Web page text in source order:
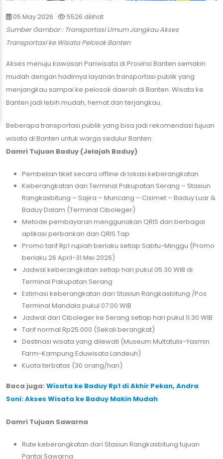
05 May 2026
5526 dilihat
Sumber Gambar : Transportasi Umum Jangkau Akses
Transportasi ke Wisata Pelosok Banten
Akses menuju kawasan Pariwisata di Provinsi Banten semakin
mudah dengan hadirnya layanan transportasi publik yang
menjangkau sampai ke pelosok daerah di Banten. Wisata ke
Banten jadi lebih mudah, hemat dan terjangkau.
Beberapa transportasi publik yang bisa jadi rekomendasi tujuan
wisata di Banten untuk warga sedulur Banten:
Damri Tujuan Baduy (Jelajah Baduy)
Pembelian tiket secara offline di lokasi keberangkatan
Keberangkatan dari Terminal Pakupatan Serang – Stasiun
Rangkasbitung – Sajira – Muncang – Cisimet – Baduy Luar &
Baduy Dalam (Terminal Ciboleger)
Metode pembayaran menggunakan QRIS dari berbagai
aplikasi perbankan dan QRIS Tap
Promo tarif Rp1 rupiah berlaku setiap Sabtu-Minggu (Promo
berlaku 26 April-31 Mei 2026)
Jadwal keberangkatan setiap hari pukul 05.30 WIB di
Terminal Pakupatan Serang
Estimasi keberangkatan dari Stasiun Rangkasbitung /Pos
Terminal Mandala pukul 07.00 WIB
Jadwal dari Ciboleger ke Serang setiap hari pukul 11.30 WIB
Tarif normal Rp25.000 (Sekali berangkat)
Destinasi wisata yang dilewati (Museum Multatulis-Yasmin
Farm-Kampung Eduwisata Landeuh)
Kuota terbatas (30 orang/hari)
Baca juga: Wisata ke Baduy Rp1 di Akhir Pekan, Andra
Soni: Akses Wisata ke Baduy Makin Mudah
Damri Tujuan Sawarna
Rute keberangkatan dari Stasiun Rangkasbitung tujuan
Pantai Sawarna